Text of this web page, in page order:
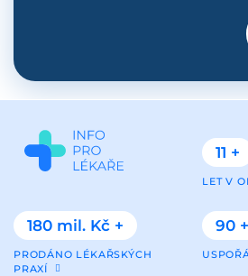
11 +
LET V
180 mil. Kč +
PRODÁNO LÉKAŘSKÝCH
PRAXÍ
90 +